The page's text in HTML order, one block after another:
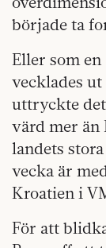
började ta
Eller som
vecklades
uttryckte
värd mer än
landets
vecka är
Kroatien i
För att